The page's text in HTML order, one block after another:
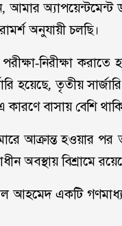
আমার
অনুযায়ী চলছি।
নিরীক্ষা করাতে
হয়েছে, তৃতীয়
কারণে বাসায় বেশি
আক্রান্ত হওয়ার পর
অবস্থায় বিশ্রামে
আহমেদ একটি